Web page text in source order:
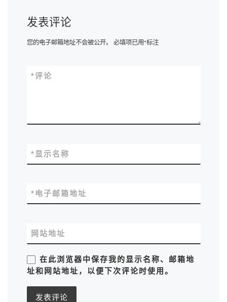
发表评论
您的电子邮箱地址不会被公开。 必填项已用*标注
评论
*
显示名称
*
电子邮箱地址
*
网站地址
在此浏览器中保存我的显示名称、邮箱地
址和网站地址，以便下次评论时使用。